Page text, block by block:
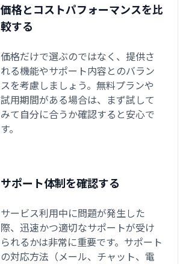
価格とコストパフォーマンスを比
較する
価格だけで選ぶのではなく、提供さ
れる機能やサポート内容とのバラン
スを考慮しましょう。無料プランや
試用期間がある場合は、まず試して
みて自分に合うか確認すると安心で
す。
サポート体制を確認する
サービス利用中に問題が発生した
際、迅速かつ適切なサポートが受け
られるかは非常に重要です。サポート
の対応方法（メール、チャット、電